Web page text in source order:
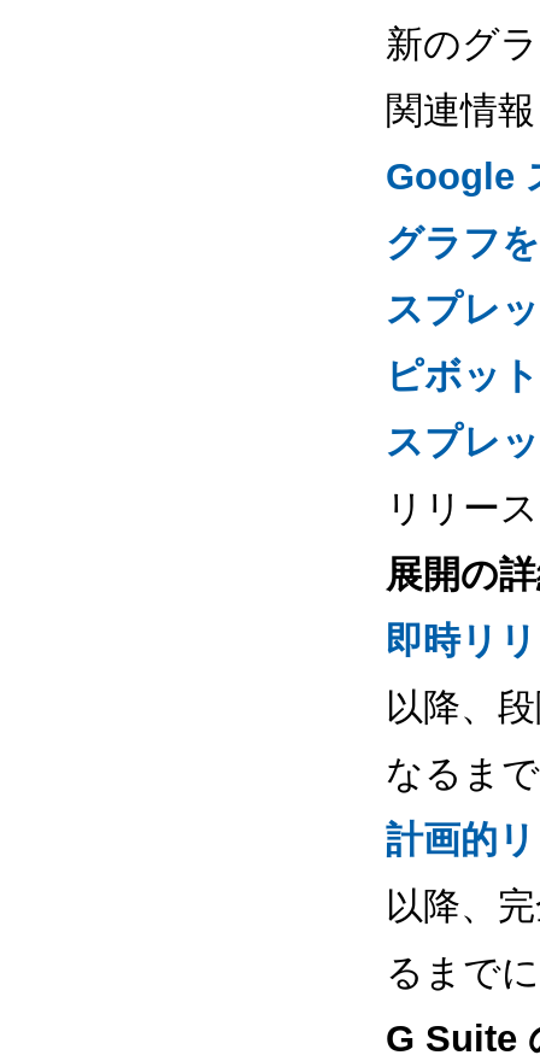
新のグ
関連情報
Google
グラフ
スプレ
ピボッ
スプレ
リリー
展開の
即時リ
以降、
なるま
計画的
以降、
るまで
G Suite